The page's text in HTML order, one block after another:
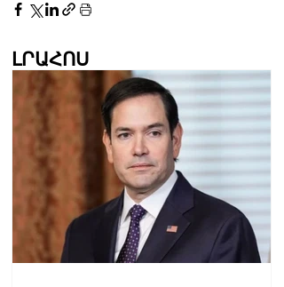
ԼՐԱՀՈՍ